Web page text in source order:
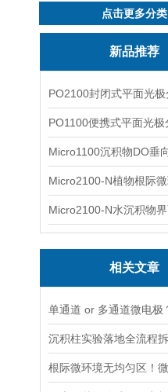
点击更多分类
新品推荐
相关文章